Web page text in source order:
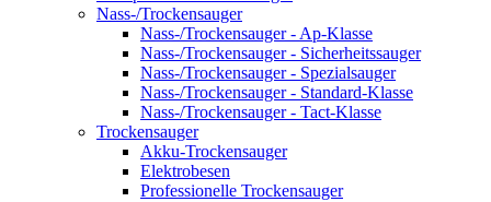
Nass-/Trockensauger
Nass-/Trockensauger - Ap-Klasse
Nass-/Trockensauger - Sicherheitssauger
Nass-/Trockensauger - Spezialsauger
Nass-/Trockensauger - Standard-Klasse
Nass-/Trockensauger - Tact-Klasse
Trockensauger
Akku-Trockensauger
Elektrobesen
Professionelle Trockensauger